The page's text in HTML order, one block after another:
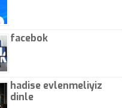
facebok
hadise evlenmeliyiz
dinle